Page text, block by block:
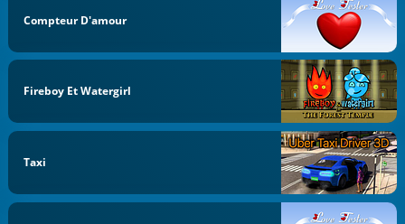
Compteur D'amour
Fireboy Et Watergirl
Taxi